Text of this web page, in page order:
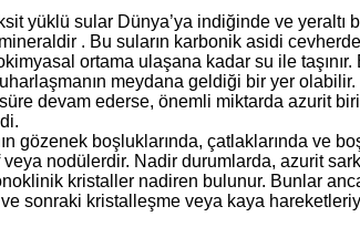
yüklü sular Dünya’ya indiğinde ve yeraltı
. Bu suların karbonik asidi
ortama ulaşana kadar su ile taşınır.
meydana geldiği bir yer
devam ederse, önemli miktarda azurit
gözenek boşluklarında, çatlaklarında ve
nodülerdir. Nadir durumlarda, azurit
kristaller nadiren bulunur. Bunlar
ve sonraki kristalleşme veya kaya